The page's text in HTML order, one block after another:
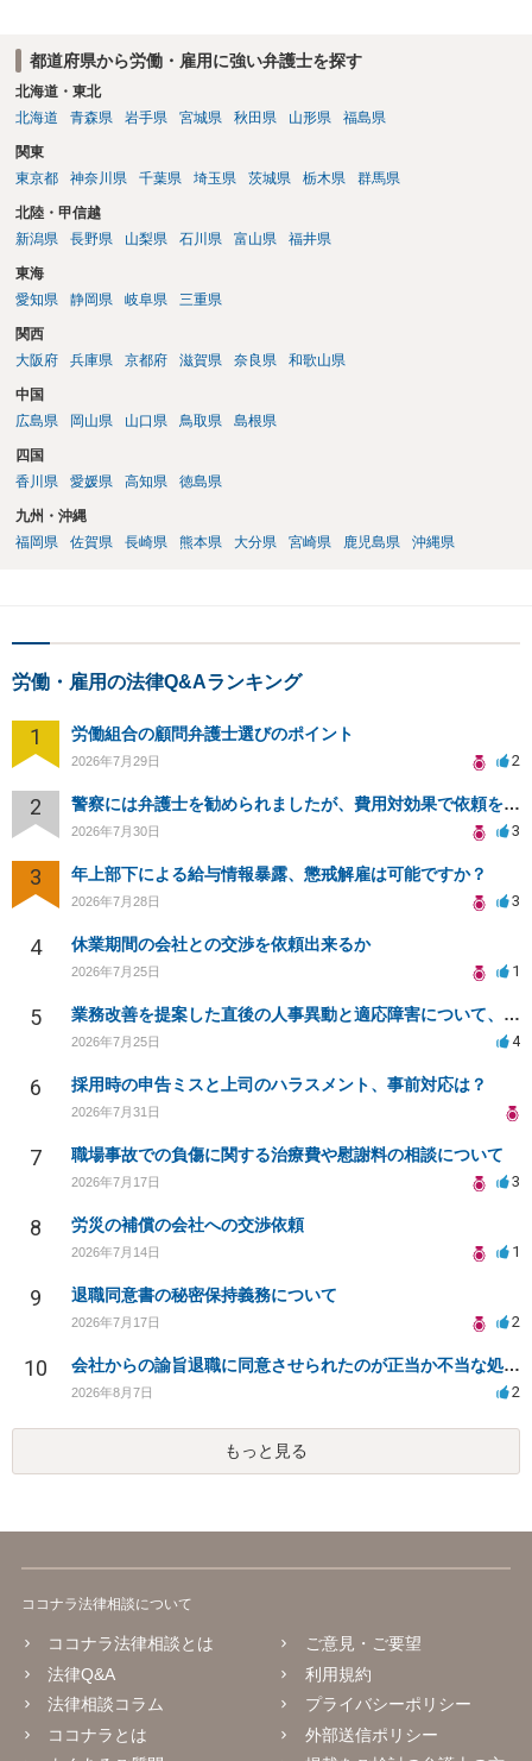
は、合理性や対価性を欠くとして争いやすいです。逆に、タレント側
あります。
逸失利益等）が認められる可能性が高いと思われます。 また、業務労
災での第三者行為傷害（同僚の不注意等による事故）の場合は、当該
第三者の賠償責任も考えられます。 労災で支払われた分は、損害額か
は、第三者から支払ってもらうことになります。 会社等との交渉が必
要になると思います（良い会社でしたら、自ら話してくると思います
が・・・）。極めて専門的な話ですので、詳細もしくは対応を最寄り
都道府県から労働・雇用に強い弁護士を探す
北海道・東北
北海道
青森県 岩手県 宮城県 秋田県 山形県 福島県
関東
東京都
神奈川県 千葉県 埼玉県 茨城県 栃木県 群馬県
北陸・甲信越
新潟県
長野県 山梨県 石川県 富山県 福井県
東海
愛知県
静岡県 岐阜県 三重県
関西
大阪府
兵庫県 京都府 滋賀県 奈良県 和歌山県
中国
広島県
岡山県 山口県 鳥取県 島根県
四国
香川県
愛媛県 高知県 徳島県
九州・沖縄
福岡県
佐賀県 長崎県 熊本県 大分県 宮崎県 鹿児島県 沖縄県
労働・雇用の法律Q&Aランキング
1 労働組合の顧問弁護士選びのポイント
2026年7月29日 2
2 警察には弁護士を勧められましたが、費用対効果で依頼をすることを躊躇しています。
2026年7月30日 3
3 年上部下による給与情報暴露、懲戒解雇は可能ですか？
2026年7月28日 3
4 休業期間の会社との交渉を依頼出来るか
2026年7月25日 1
5 業務改善を提案した直後の人事異動と適応障害について、法的に問題があるか相談したいです。
2026年7月25日 4
6 採用時の申告ミスと上司のハラスメント、事前対応は？
2026年7月31日
7 職場事故での負傷に関する治療費や慰謝料の相談について
2026年7月17日 3
8 労災の補償の会社への交渉依頼
2026年7月14日 1
9 退職同意書の秘密保持義務について
2026年7月17日 2
10 会社からの諭旨退職に同意させられたのが正当か不当な処分かどうか教えてほしい
2026年8月7日 2
もっと見る
ココナラ法律相談について
ココナラ法律相談とは
法律Q&A
法律相談コラム
ココナラとは
ご意見・ご要望
利用規約
プライバシーポリシー
外部送信ポリシー